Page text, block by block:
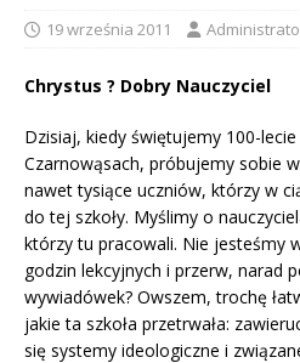
19 września 2011
Chrystus ? Dobry Nauczyciel
Dzisiaj, kiedy świętujemy 100-lecie
Czarnowąsach, próbujemy sobie
nawet tysiące uczniów, którzy w
do tej szkoły. Myślimy o
którzy tu pracowali. Nie jesteśmy
godzin lekcyjnych i przerw, narad
wywiadówek? Owszem, trochę
jakie ta szkoła przetrwała:
się systemy ideologiczne i